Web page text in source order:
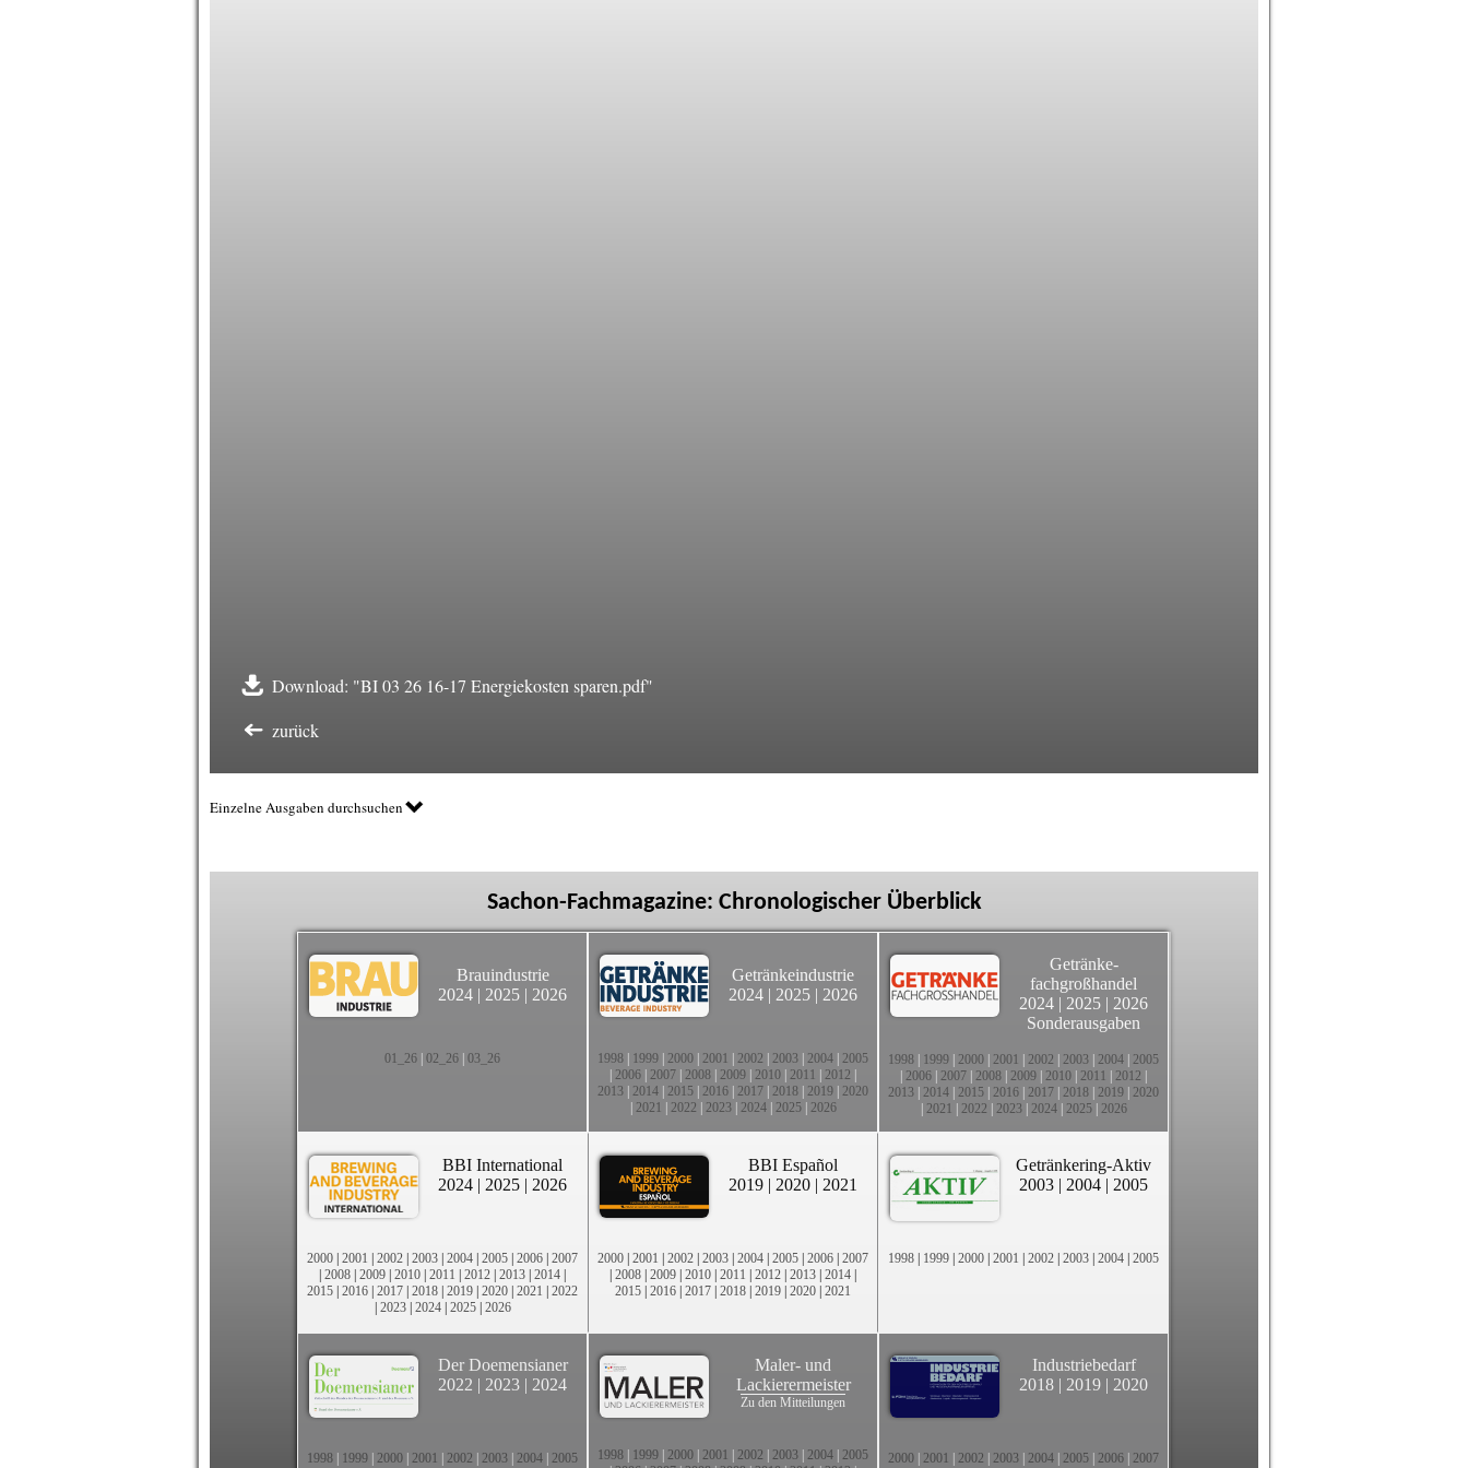
Download: "BI 03 26 16-17 Energiekosten sparen.pdf"
zurück
Einzelne Ausgaben durchsuchen
Sachon-Fachmagazine: Chronologischer Überblick
Brauindustrie
2024 | 2025 | 2026
01_26 02_26 03_26
Getränkeindustrie
2024 | 2025 | 2026
1998 1999 2000 2001 2002 2003 2004 2005
2006 2007 2008 2009 2010 2011 2012
2013 2014 2015 2016 2017 2018 2019 2020
2021 2022 2023| 2024| 2025| 2026
Getränke-
fachgroßhandel
2024 | 2025 | 2026
Sonderausgaben
1998 1999 2000 2001 2002 2003 2004 2005
2006 2007 2008 2009 2010 2011 2012
2013 2014 2015 2016 2017 2018 2019 2020
2021 2022 2023| 2024| 2025| 2026
BBI International
2024 | 2025 | 2026
2000 | 2001 | 2002 | 2003 | 2004 | 2005 | 2006 | 2007
| 2008 | 2009 | 2010 | 2011 | 2012 | 2013 | 2014 |
2015 | 2016 | 2017 | 2018 | 2019 | 2020 | 2021 | 2022
| 2023| 2024| 2025| 2026
BBI Español
2019 | 2020 | 2021
2000 | 2001 | 2002 | 2003 | 2004 | 2005 | 2006 | 2007
| 2008 | 2009 | 2010 | 2011 | 2012 | 2013 | 2014 |
2015 | 2016 | 2017 | 2018 | 2019 | 2020 | 2021
Getränkering-Aktiv
2003 | 2004 | 2005
1998 | 1999 | 2000 | 2001 | 2002 | 2003 | 2004 | 2005
Der Doemensianer
2022 | 2023 | 2024
1998 1999 2000 2001 2002 2003 2004 2005
Maler- und
Lackierermeister
Zu den Mitteilungen
1998 1999 2000 2001 2002 2003 2004 2005
Industriebedarf
2018 | 2019 | 2020
2000 2001 2002 2003 2004 2005 2006 2007